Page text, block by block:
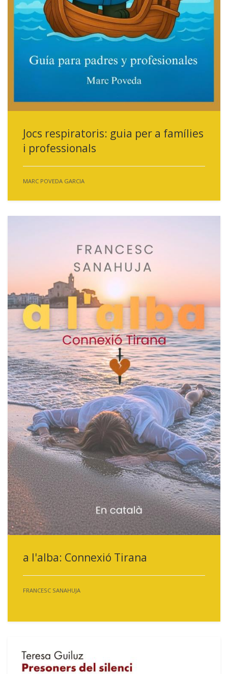
Jocs respiratoris: guia per a famílies
i professionals
MARC POVEDA GARCIA
a l'alba: Connexió Tirana
FRANCESC SANAHUJA